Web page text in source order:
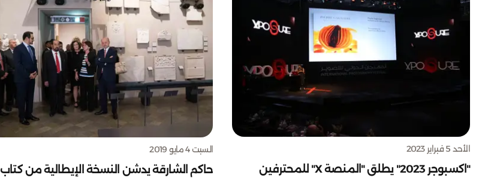
الأحد 5 فبراير 2023
"اكسبوجر 2023" يطلق "المنصة X" للمحترفين
السبت 4 مايو 2019
حاكم الشارقة يدشن النسخة الإيطالية من كتاب